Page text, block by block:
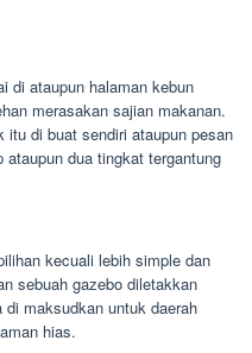
di ataupun halaman kebun
merasakan sajian makanan.
itu di buat sendiri ataupun pesan
dua tingkat tergantung
kecuali lebih simple dan
sebuah gazebo diletakkan
maksudkan untuk daerah
hias.